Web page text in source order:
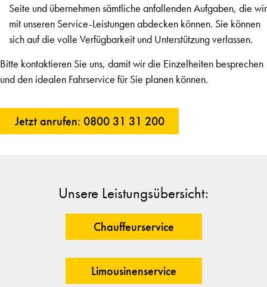
Seite und übernehmen sämtliche anfallenden Aufgaben, die wir
mit unseren Service-Leistungen abdecken können. Sie können
sich auf die volle Verfügbarkeit und Unterstützung verlassen.
Bitte kontaktieren Sie uns, damit wir die Einzelheiten besprechen
und den idealen Fahrservice für Sie planen können.
Jetzt anrufen: 0800 31 31 200
Unsere Leistungsübersicht:
Chauffeurservice
Limousinenservice